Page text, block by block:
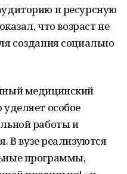
и ресурсную
что возраст не
создания социально
медицинский
особое
работы и
В вузе реализуются
программы,